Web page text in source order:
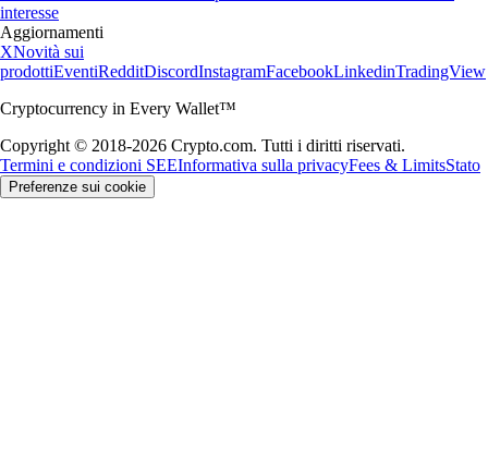
interesse
Aggiornamenti
XNovità sui
prodottiEventiRedditDiscordInstagramFacebookLinkedinTradingView
Cryptocurrency in Every Wallet™
Copyright © 2018-2026 Crypto.com. Tutti i diritti riservati.
Termini e condizioni SEEInformativa sulla privacyFees & LimitsStato
Preferenze sui cookie